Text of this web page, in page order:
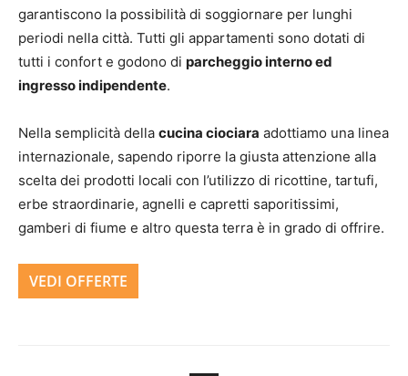
garantiscono la possibilità di soggiornare per lunghi
periodi nella città. Tutti gli appartamenti sono dotati di
tutti i confort e godono di parcheggio interno ed
ingresso indipendente.
Nella semplicità della cucina ciociara adottiamo una linea
internazionale, sapendo riporre la giusta attenzione alla
scelta dei prodotti locali con l’utilizzo di ricottine, tartufi,
erbe straordinarie, agnelli e capretti saporitissimi,
gamberi di fiume e altro questa terra è in grado di offrire.
VEDI OFFERTE